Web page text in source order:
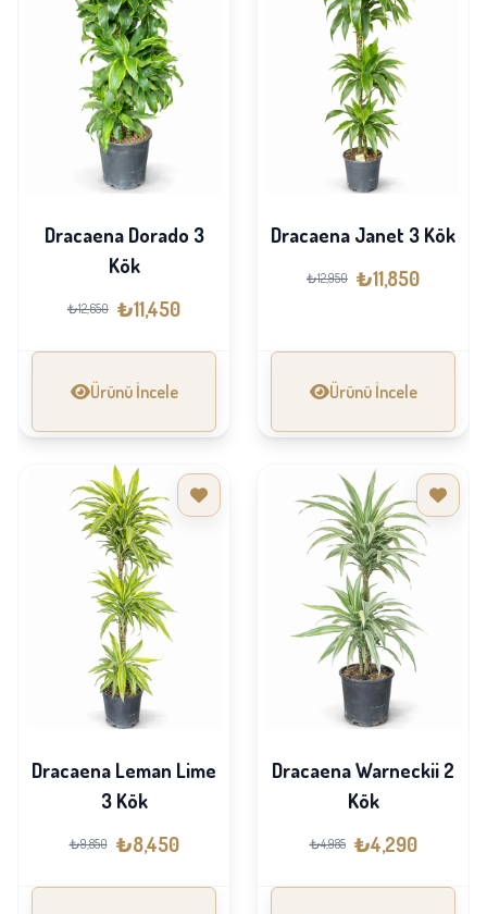
Dracaena Dorado 3
Kök
₺12,650 ₺11,450
Ürünü İncele
Dracaena Janet 3 Kök
₺12,950 ₺11,850
Ürünü İncele
Dracaena Leman Lime
3 Kök
₺9,850 ₺8,450
Dracaena Warneckii 2
Kök
₺4,985 ₺4,290